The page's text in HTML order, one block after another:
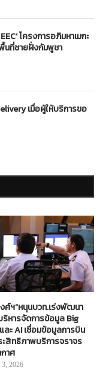
โครงการอภิมหาเมกะ
นที่ชายฝั่งกัมพูชา
เมื่อผู้ให้บริการขอ
ศ์ฯ”หนุนบวท.เร่งพัฒนา
ริหารจัดการข้อมูล Big
ละ AI เชื่อมข้อมูลการบิน
ะสิทธิภาพบริการจราจร
าศ
2026